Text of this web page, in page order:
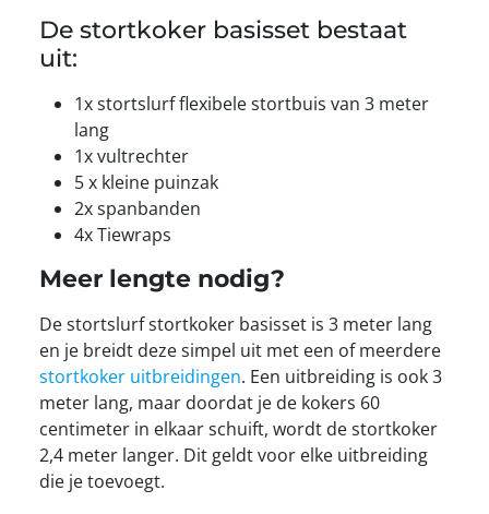
De stortkoker basisset bestaat
uit:
1x stortslurf flexibele stortbuis van 3 meter
lang
1x vultrechter
5 x kleine puinzak
2x spanbanden
4x Tiewraps
Meer lengte nodig?
De stortslurf stortkoker basisset is 3 meter lang
en je breidt deze simpel uit met een of meerdere
stortkoker uitbreidingen. Een uitbreiding is ook 3
meter lang, maar doordat je de kokers 60
centimeter in elkaar schuift, wordt de stortkoker
2,4 meter langer. Dit geldt voor elke uitbreiding
die je toevoegt.